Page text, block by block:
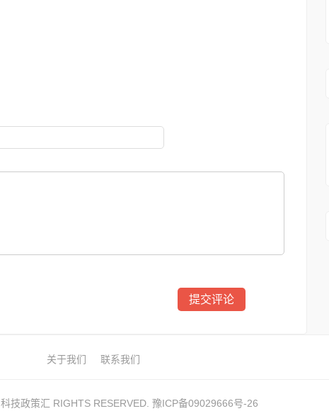
关于我们 联系我们
科技政策汇 RIGHTS RESERVED. 豫ICP备09029666号-26